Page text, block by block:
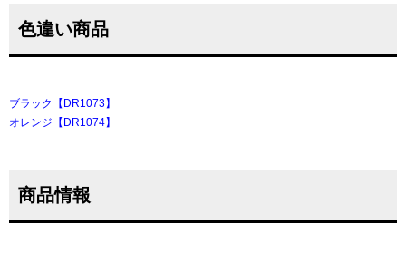
色違い商品
ブラック【DR1073】
オレンジ【DR1074】
商品情報